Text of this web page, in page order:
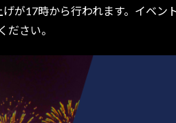
が17時から行われます。イベ
ださい。